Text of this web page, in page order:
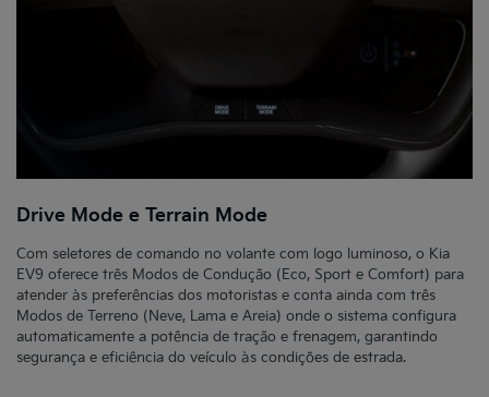
Drive Mode e Terrain Mode
Com seletores de comando no volante com logo luminoso, o Kia
EV9 oferece três Modos de Condução (Eco, Sport e Comfort) para
atender às preferências dos motoristas e conta ainda com três
Modos de Terreno (Neve, Lama e Areia) onde o sistema configura
automaticamente a potência de tração e frenagem, garantindo
segurança e eficiência do veículo às condições de estrada.